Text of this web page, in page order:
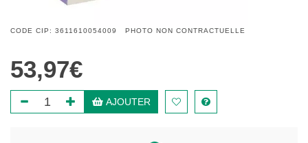
CODE CIP: 3611610054009 PHOTO NON CONTRACTUELLE
53,97€
AJOUTER